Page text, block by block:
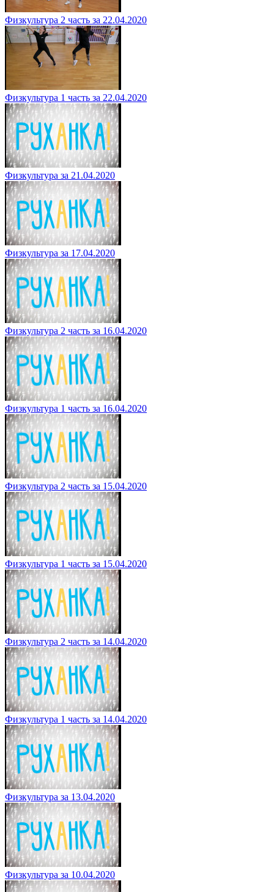
Физкультура 2 часть за 22.04.2020
Физкультура 1 часть за 22.04.2020
Физкультура за 21.04.2020
Физкультура за 17.04.2020
Физкультура 2 часть за 16.04.2020
Физкультура 1 часть за 16.04.2020
Физкультура 2 часть за 15.04.2020
Физкультура 1 часть за 15.04.2020
Физкультура 2 часть за 14.04.2020
Физкультура 1 часть за 14.04.2020
Физкультура за 13.04.2020
Физкультура за 10.04.2020